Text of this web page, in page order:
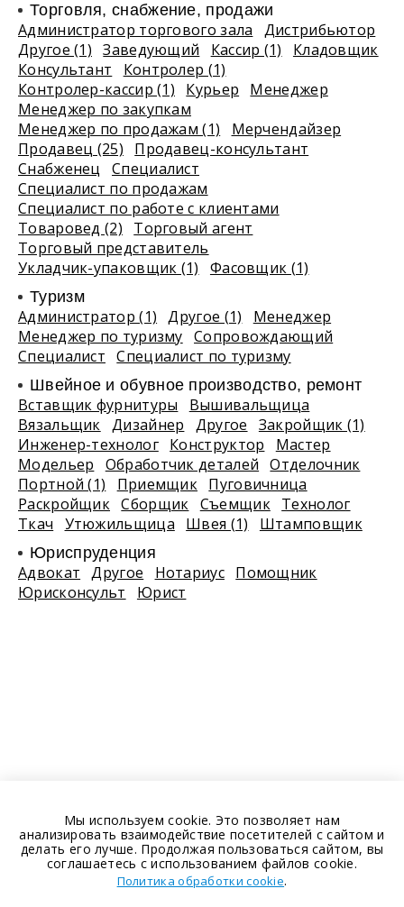
Торговля, снабжение, продажи
Администратор торгового зала
Дистрибьютор
Другое (1)
Заведующий Кассир (1)
Кладовщик
Консультант
Контролер (1)
Контролер-кассир (1)
Курьер
Менеджер
Менеджер по закупкам
Менеджер по продажам (1)
Мерчендайзер
Продавец (25)
Продавец-консультант
Снабженец
Специалист
Специалист по продажам
Специалист по работе с клиентами
Товаровед (2)
Торговый агент
Торговый представитель
Укладчик-упаковщик (1)
Фасовщик (1)
Туризм
Администратор (1) Другое (1)
Менеджер
Менеджер по туризму Сопровождающий
Специалист
Специалист по туризму
Швейное и обувное производство, ремонт
Вставщик фурнитуры
Вышивальщица
Вязальщик Дизайнер Другое
Закройщик (1)
Инженер-технолог Конструктор
Мастер
Модельер
Обработчик деталей
Отделочник
Портной (1)
Приемщик Пуговичница
Раскройщик Сборщик Съемщик Технолог
Ткач
Утюжильщица Швея (1) Штамповщик
Юриспруденция
Адвокат Другое Нотариус Помощник
Юрисконсульт
Юрист
Мы используем cookie. Это позволяет нам
анализировать взаимодействие посетителей с сайтом и
делать его лучше. Продолжая пользоваться сайтом, вы
соглашаетесь с использованием файлов cookie.
Политика обработки cookie.